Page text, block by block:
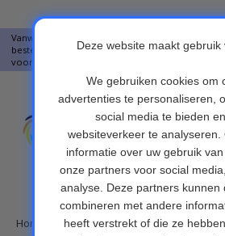
Vanwege vakantie worden er op moment geen
bestellingen vanaf 09-07-2026 word op 10-08-
voor het ongemak. Bedankt voor u begrip.
Home Producten Overig /